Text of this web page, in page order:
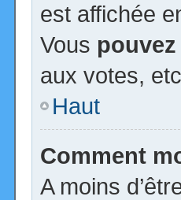
est affichée
Vous pouvez
aux votes,
Haut
Comment
A moins